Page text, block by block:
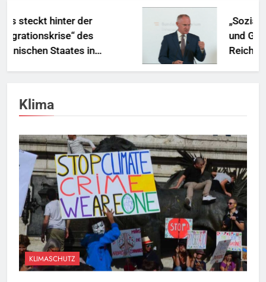
hinter der
des
Staates in
und
Reichen
Klima
KLIMASCHUTZ